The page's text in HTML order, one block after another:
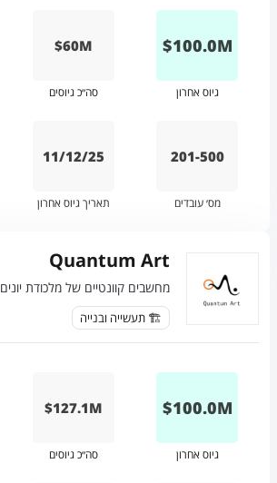
M
100.0
$
גיוס אחרון
$60M
סה״כ גיוסים
201-500
מס׳ עובדים
11/12/25
תאריך גיוס אחרון
Quantum Art
מחשבים קוונטיים של מלכודת יונים
🏗️ תעשייה ובנייה
M
100.0
$
גיוס אחרון
$127.1M
סה״כ גיוסים